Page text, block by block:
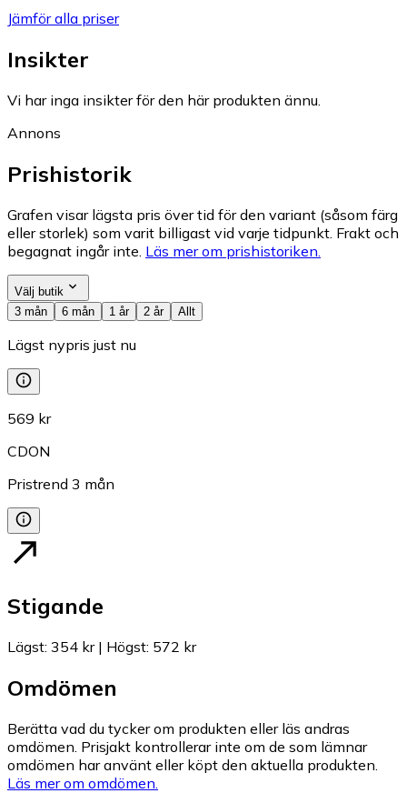
Jämför alla priser
Insikter
Vi har inga insikter för den här produkten ännu.
Annons
Prishistorik
Grafen visar lägsta pris över tid för den variant (såsom färg
eller storlek) som varit billigast vid varje tidpunkt. Frakt och
begagnat ingår inte. Läs mer om prishistoriken.
Välj butik
3 mån
6 mån 1 år 2 år Allt
Lägst nypris just nu
569 kr
CDON
Pristrend 3 mån
Stigande
Lägst: 354 kr| Högst: 572 kr
Omdömen
Berätta vad du tycker om produkten eller läs andras
omdömen. Prisjakt kontrollerar inte om de som lämnar
omdömen har använt eller köpt den aktuella produkten.
Läs mer om omdömen.